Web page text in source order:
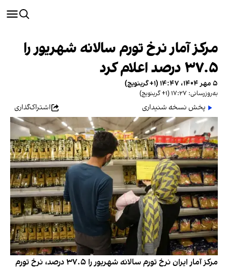
مرکز آمار نرخ تورم سالانه شهریور را
۳۷.۵ درصد اعلام کرد
۵ مهر ۱۴۰۴، ۱۴:۴۷ (‎+۱ گرینویچ)
به‌روزرسانی: ۱۷:۲۷ (‎+۱ گرینویچ)
پخش نسخه شنیداری اشتراک‌گذاری
مرکز آمار ایران نرخ تورم سالانه شهریور را ۳۷.۵ درصد، نرخ تورم